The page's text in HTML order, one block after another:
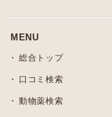
MENU
総合トップ
口コミ検索
動物薬検索